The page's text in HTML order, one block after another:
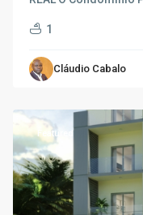
1
Cláudio Cabalo
Cassenda,
Featured